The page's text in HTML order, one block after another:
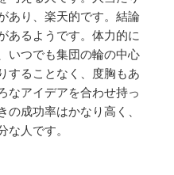
あり、楽天的です。結論
あるようです。体力的に
いつでも集団の輪の中心
することなく、度胸もあ
なアイデアを合わせ持っ
成功率はかなり高く、
な人です。